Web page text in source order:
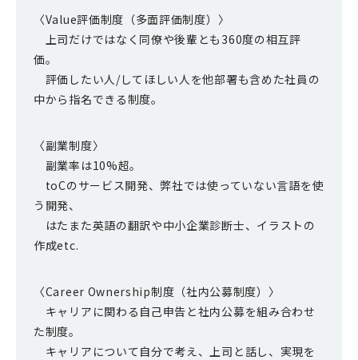
〈Value評価制度（多面評価制度）〉
上司だけではなく同僚や後輩とも360度の相互評
価。
評価したい人/してほしい人を他部署も含めた社員の
中から指名できる制度。
〈副業制度〉
副業率は10%超。
toCのサービス開発、弊社では使っていない言語を使
う開発、
はたまた英語の翻訳や中小企業診断士、イラストの
作成etc.
〈Career Ownership制度（社内公募制度）〉
キャリアに関わる自己申告と社内公募を組み合わせ
た制度。
キャリアについて自分で考え、上司と話し、実現を